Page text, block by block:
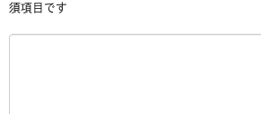
須項目です